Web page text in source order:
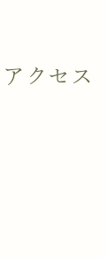
アクセス